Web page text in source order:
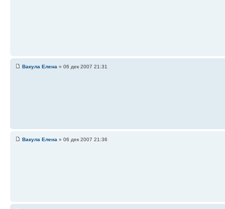
Вакула Елена » 06 дек 2007 21:31
Вакула Елена » 06 дек 2007 21:36